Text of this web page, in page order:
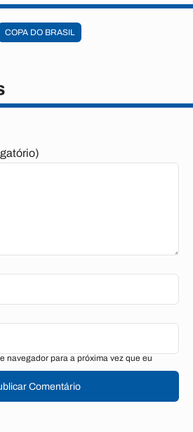
COPA DO BRASIL
navegador para a próxima vez que eu
Comentário